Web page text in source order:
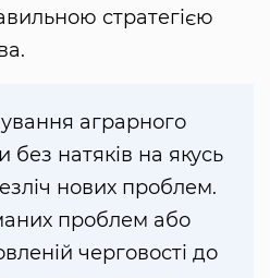
стратегією
аграрного
без натяків на якусь
нових проблем.
проблем або
черговості до